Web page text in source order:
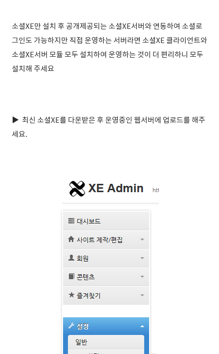
소셜XE만 설치 후 공개제공되는 소셜XE서버와 연동하여 소셜로
그인도 가능하지만 직접 운영하는 서버라면 소셜XE 클라이언트와
소셜XE서버 모듈 모두 설치하여 운영하는 것이 더 편리하니 모두
설치해 주세요
▶ 최신 소셜XE를 다운받은 후 운영중인 웹서버에 업로드를 해주
세요.